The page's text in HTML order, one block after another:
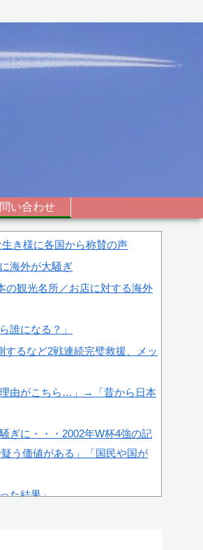
い合わせ
き様に各国から称賛の声
海外が大騒ぎ
の観光名所／お店に対する海外
誰になる？」
るなど2戦連続完璧救援、メッ
由がこちら…」→「昔から日本
ぎに・・・2002年W杯4強の記
う価値がある」「国民や国が
た結果」